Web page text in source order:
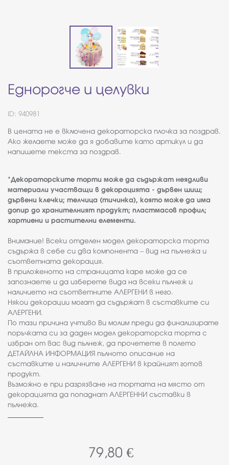
Еднорогче и целувки
ID: 940981
В цената не е включена декораторска плочка за поздрав.
Ако желаете може да я добавите като артикул и да
напишете текста за поздрав.
*Декораторските торти може да съдържат неядливи
материали участващи в декорацията - дървен шиш;
дървени клечки; телчица (тичинка), която може да има
допир до хранителният продукт; пластмасов профил;
хартиени и растителни елементи.
Внимание! Всеки отделен модел декораторска торта
съдържа в себе си два компонента – вид на пълнежа и
съответната декорация.
В приложеното на страницата каре може да се
запознаете и да изберете вида на всеки пълнеж и
наличието на съответните АЛЕРГЕНИ в него.
Някои декорации могат да съдържат в съставките си
АЛЕРГЕНИ.
По тази причина учтиво Ви молим преди да финализирате
поръчката си за даден модел декораторска торта с
избран от вас вид пълнеж, да прочетете в полето
ДЕТАЙЛНА ИНФОРМАЦИЯ пълното описание на
съставките и наличните АЛЕРГЕНИ в крайният готов
продукт.
Възможно е при разрязване на тортата на място от
декорацията да попаднат АЛЕРГЕННИ съставки в
пълнежа.
79,80 €